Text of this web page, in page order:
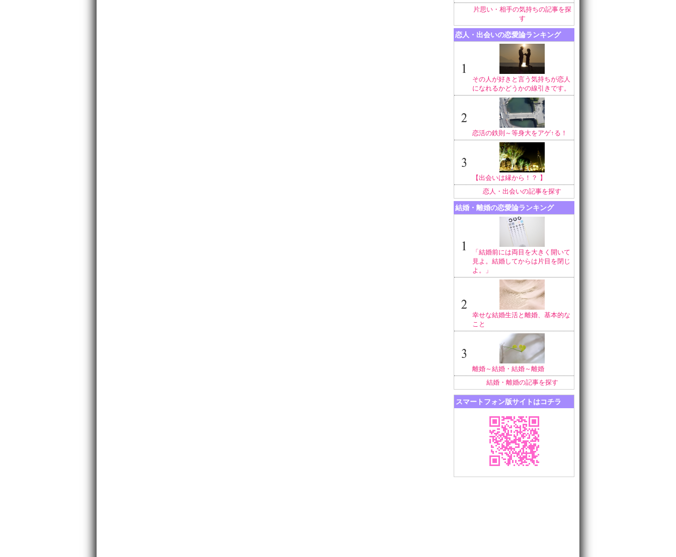
片思い・相手の気持ちの記事を探
す
恋人・出会いの恋愛論ランキング
その人が好きと言う気持ちが恋人
になれるかどうかの線引きです。
恋活の鉄則～等身大をアゲ↑る！
【出会いは縁から！？ 】
恋人・出会いの記事を探す
結婚・離婚の恋愛論ランキング
「結婚前には両目を大きく開いて
見よ。結婚してからは片目を閉じ
よ。」
幸せな結婚生活と離婚、基本的な
こと
離婚～結婚・結婚～離婚
結婚・離婚の記事を探す
スマートフォン版サイトはコチラ